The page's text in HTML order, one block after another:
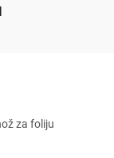
za foliju